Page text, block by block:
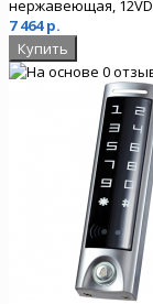
нержавеющая,
7 464 р.